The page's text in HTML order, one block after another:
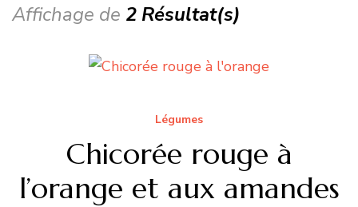
Affichage de 2 Résultat(s)
Légumes
Chicorée rouge à
l’orange et aux amandes